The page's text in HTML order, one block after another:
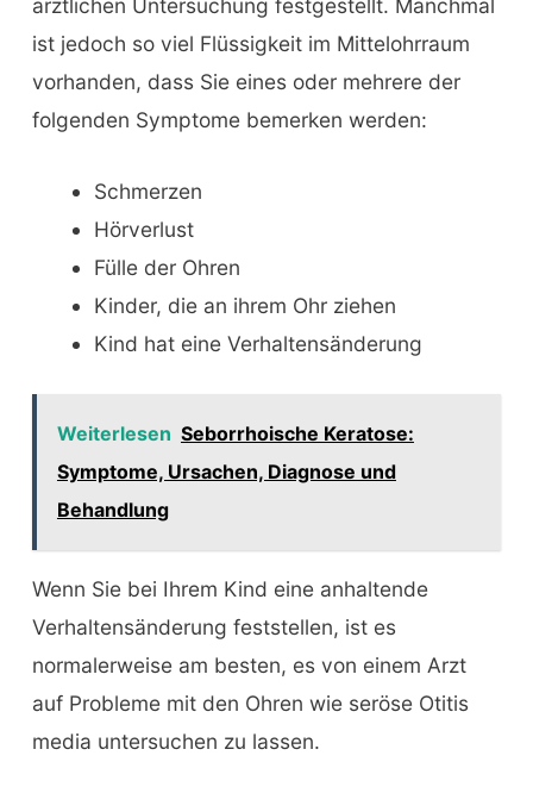
ärztlichen Untersuchung festgestellt. Manchmal
ist jedoch so viel Flüssigkeit im Mittelohrraum
vorhanden, dass Sie eines oder mehrere der
folgenden Symptome bemerken werden:
Schmerzen
Hörverlust
Fülle der Ohren
Kinder, die an ihrem Ohr ziehen
Kind hat eine Verhaltensänderung
Weiterlesen Seborrhoische Keratose:
Symptome, Ursachen, Diagnose und
Behandlung
Wenn Sie bei Ihrem Kind eine anhaltende
Verhaltensänderung feststellen, ist es
normalerweise am besten, es von einem Arzt
auf Probleme mit den Ohren wie seröse Otitis
media untersuchen zu lassen.